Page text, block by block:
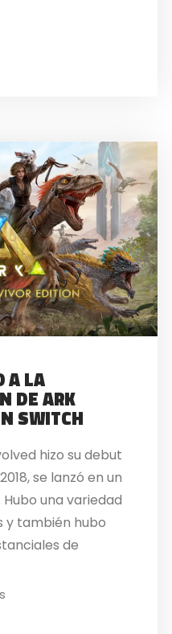
A LA
DE ARK
SWITCH
hizo su debut
se lanzó en un
una variedad
y también hubo
de
el
está buscando
Ark: Ultimate